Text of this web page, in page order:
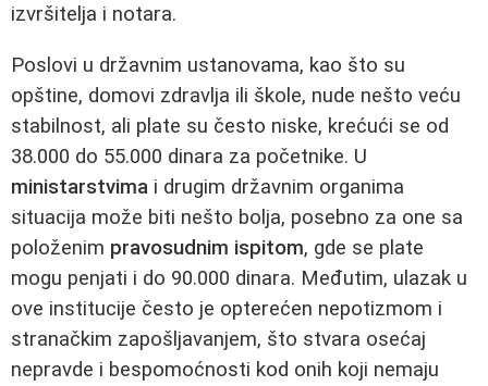
izvršitelja i notara.
Poslovi u državnim ustanovama, kao što su
opštine, domovi zdravlja ili škole, nude nešto veću
stabilnost, ali plate su često niske, krećući se od
38.000 do 55.000 dinara za početnike. U
ministarstvima i drugim državnim organima
situacija može biti nešto bolja, posebno za one sa
položenim pravosudnim ispitom, gde se plate
mogu penjati i do 90.000 dinara. Međutim, ulazak u
ove institucije često je opterećen nepotizmom i
stranačkim zapošljavanjem, što stvara osećaj
nepravde i bespomoćnosti kod onih koji nemaju